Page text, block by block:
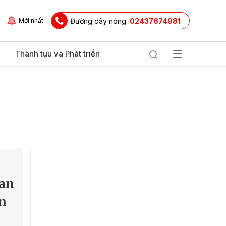
Mới nhất Đường dây nóng: 02437674981
Thành tựu và Phát triển